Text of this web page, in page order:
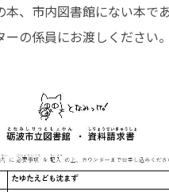
本、市内図書館にない本で
ーの係員にお渡しください。